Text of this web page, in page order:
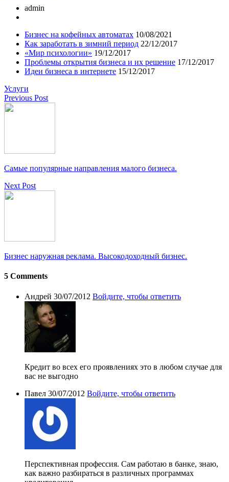
admin
Бизнес на кофейных автоматах 10/08/2021
Как заработать в зимний период 22/12/2017
«Мир психологии» 19/12/2017
Проблемы открытия бизнеса и их решение 17/12/2017
Идеи бизнеса в интернете 15/12/2017
Услуги
Previous Post
Самые популярные направления малого бизнеса.
Next Post
Бизнес наружная реклама. Высокодоходный бизнес.
5 Comments
Андрей 30/07/2012 Войдите, чтобы ответить
Кредит во всех его проявлениях это в любом случае для
вас не выгодно
Павел 30/07/2012 Войдите, чтобы ответить
Перспективная профессия. Сам работаю в банке, знаю,
как важно разбираться в различных программах